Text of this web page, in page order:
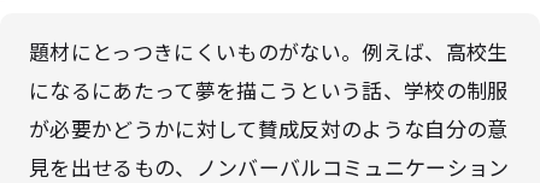
題材にとっつきにくいものがない。例えば、高校生
になるにあたって夢を描こうという話、学校の制服
が必要かどうかに対して賛成反対のような自分の意
見を出せるもの、ノンバーバルコミュニケーション